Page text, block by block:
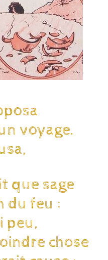
voyage.
que sage
du feu :
peu,
chose